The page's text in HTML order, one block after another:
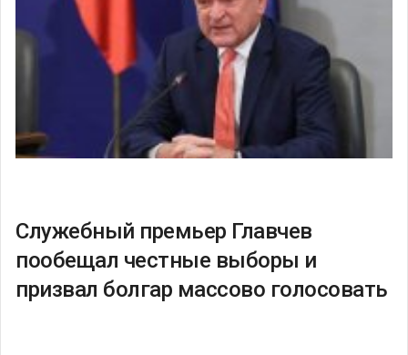
Служебный премьер Главчев
пообещал честные выборы и
призвал болгар массово голосовать